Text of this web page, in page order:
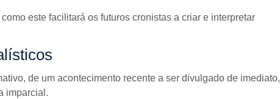
este facilitará os futuros cronistas a criar e interpretar
de um acontecimento recente a ser divulgado de imediato,
imparcial.